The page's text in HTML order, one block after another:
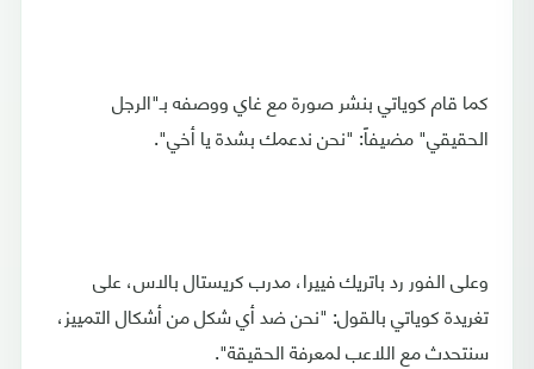
كما قام كوياتي بنشر صورة مع غاي ووصفه بـ"الرجل
الحقيقي" مضيفاً: "نحن ندعمك بشدة يا أخي".
وعلى الفور رد باتريك فييرا، مدرب كريستال بالاس، على
تغريدة كوياتي بالقول: "نحن ضد أي شكل من أشكال التمييز،
سنتحدث مع اللاعب لمعرفة الحقيقة".